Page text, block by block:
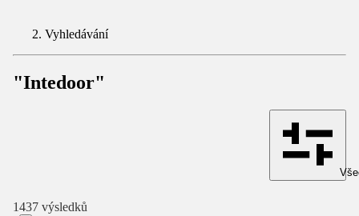
Vyhledávání
"Intedoor"
1437 výsledků